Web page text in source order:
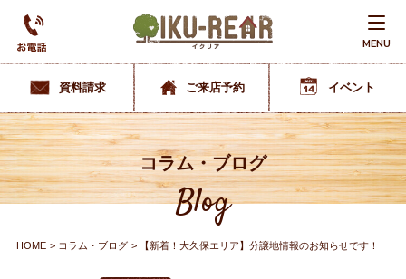
MENU
資料請求 ご来店予約 イベント
コラム・ブログ
Blog
HOME コラム・ブログ 【新着！大久保エリア】分譲地情報のお知らせです！